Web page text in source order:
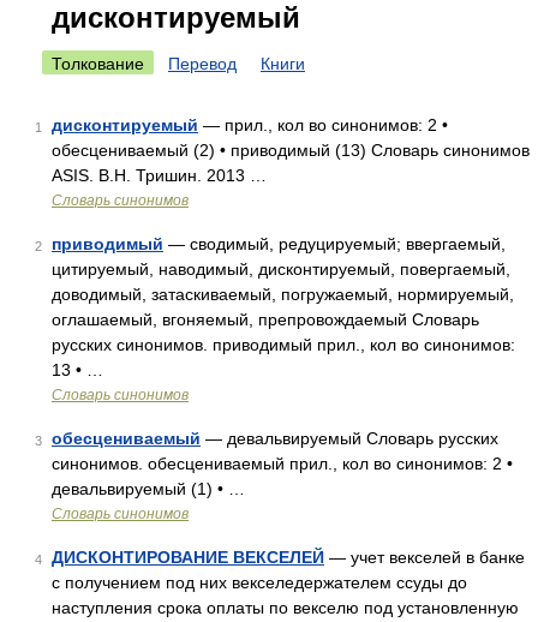
дисконтируемый
Толкование Перевод Книги
1 дисконтируемый — прил., кол во синонимов: 2 •
обесцениваемый (2) • приводимый (13) Словарь синонимов
ASIS. В.Н. Тришин. 2013 …
Словарь синонимов
2 приводимый — сводимый, редуцируемый; ввергаемый,
цитируемый, наводимый, дисконтируемый, повергаемый,
доводимый, затаскиваемый, погружаемый, нормируемый,
оглашаемый, вгоняемый, препровождаемый Словарь
русских синонимов. приводимый прил., кол во синонимов:
13 • …
Словарь синонимов
3 обесцениваемый — девальвируемый Словарь русских
синонимов. обесцениваемый прил., кол во синонимов: 2 •
девальвируемый (1) • …
Словарь синонимов
4 ДИСКОНТИРОВАНИЕ ВЕКСЕЛЕЙ — учет векселей в банке
с получением под них векселедержателем ссуды до
наступления срока оплаты по векселю под установленную